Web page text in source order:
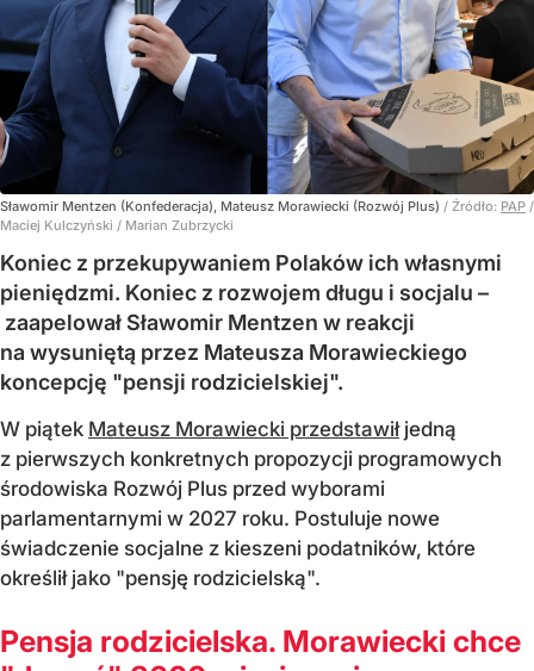
Sławomir Mentzen (Konfederacja), Mateusz Morawiecki (Rozwój Plus) / Źródło: PAP /
Maciej Kulczyński / Marian Zubrzycki
Koniec z przekupywaniem Polaków ich własnymi
pieniędzmi. Koniec z rozwojem długu i socjalu –
zaapelował Sławomir Mentzen w reakcji
na wysuniętą przez Mateusza Morawieckiego
koncepcję "pensji rodzicielskiej".
W piątek Mateusz Morawiecki przedstawiłjedną
z pierwszych konkretnych propozycji programowych
środowiska Rozwój Plus przed wyborami
parlamentarnymi w 2027 roku. Postuluje nowe
świadczenie socjalne z kieszeni podatników, które
określił jako "pensję rodzicielską".
Pensja rodzicielska. Morawiecki chce